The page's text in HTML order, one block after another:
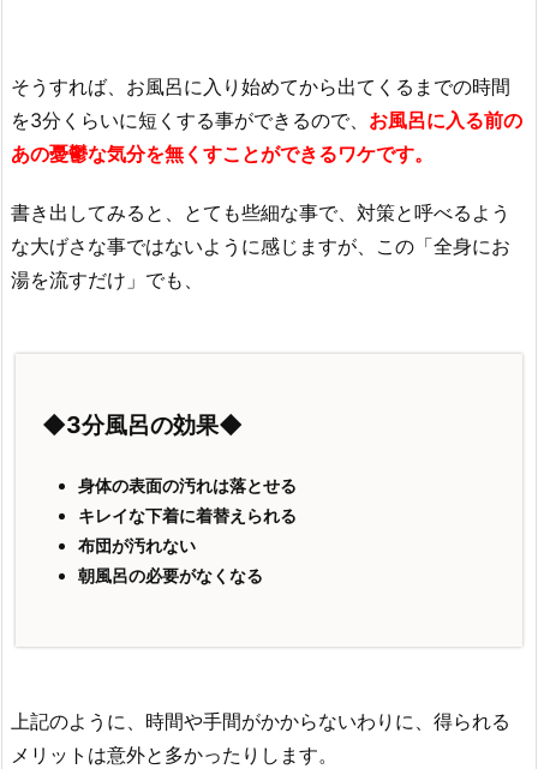
そうすれば、お風呂に入り始めてから出てくるまでの時間
を3分くらいに短くする事ができるので、 お風呂に入る前の
あの憂鬱な気分を無くすことができるワケです。
書き出してみると、とても些細な事で、対策と呼べるよう
な大げさな事ではないように感じますが、この「全身にお
湯を流すだけ」でも、
◆3分風呂の効果◆
身体の表面の汚れは落とせる
キレイな下着に着替えられる
布団が汚れない
朝風呂の必要がなくなる
上記のように、時間や手間がかからないわりに、得られる
メリットは意外と多かったりします。